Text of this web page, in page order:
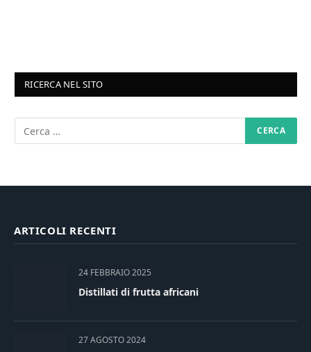
RICERCA NEL SITO
ARTICOLI RECENTI
24 FEBBRAIO 2025
Distillati di frutta africani
27 AGOSTO 2024